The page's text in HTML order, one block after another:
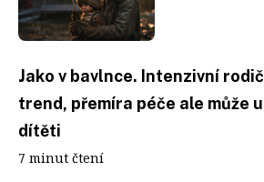
Jako v bavlnce. Intenzivní
trend, přemíra péče ale může
dítěti
7 minut čtení